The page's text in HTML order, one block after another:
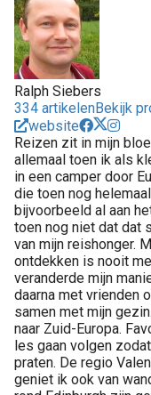
Ralph Siebers
334 artikelenBekijk
website
Reizen zit in mijn
allemaal toen ik als
in een camper door
die toen nog
bijvoorbeeld al aan
toen nog niet dat dat
van mijn reishonger.
ontdekken is nooit
veranderde mijn
daarna met vrienden
samen met mijn
naar Zuid-Europa.
les gaan volgen
praten. De regio
geniet ik ook van